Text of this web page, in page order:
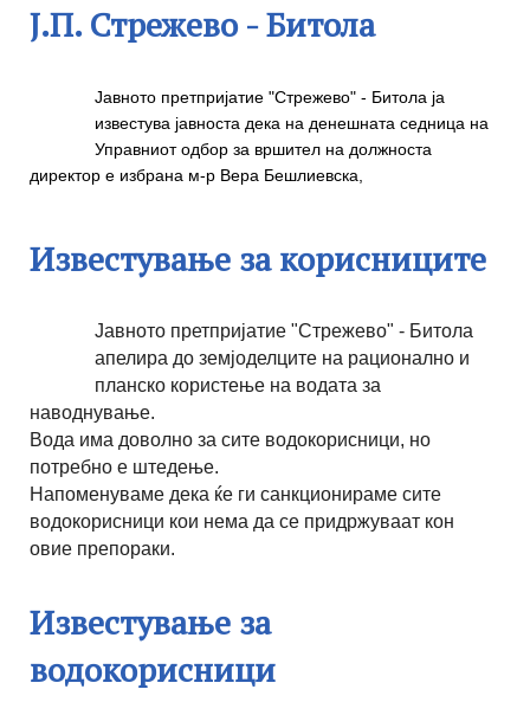
Ј.П. Стрежево - Битола
Јавното претпријатие "Стрежево" - Битола ја
известува јавноста дека на денешната седница на
Управниот одбор за вршител на должноста
директор е избрана м-р Вера Бешлиевска,
Известување за корисниците
Јавното претпријатие "Стрежево" - Битола
апелира до земјоделците на рационално и
планско користење на водата за
наводнување.
Вода има доволно за сите водокорисници, но
потребно е штедење.
Напоменуваме дека ќе ги санкционираме сите
водокорисници кои нема да се придржуваат кон
овие препораки.
Известување за
водокорисници